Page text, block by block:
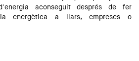
aconseguit després de fer
energètica a llars, empreses o